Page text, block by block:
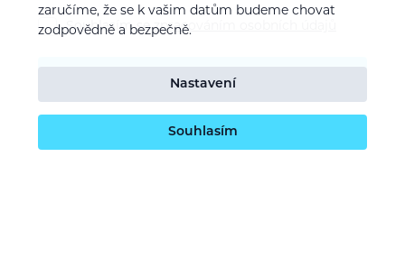
Souhlasím sezpracováním osobních údajů
zaručíme, že se k vašim datům budeme chovat
zodpovědně a bezpečně.
Nastavení
Souhlasím